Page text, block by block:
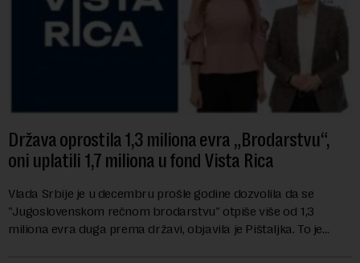
Država oprostila 1,3 miliona evra „Brodarstvu“,
oni uplatili 1,7 miliona u fond Vista Rica
Vlada Srbije je u decembru prošle godine dozvolila da se
"Jugoslovenskom rečnom brodarstvu" otpiše više od 1,3
miliona evra duga prema državi, objavila je Pištaljka. To je